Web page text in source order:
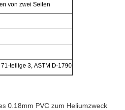
von zwei Seiten
teilige 3, ASTM D-1790
0.18mm PVC zum Heliumzweck